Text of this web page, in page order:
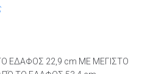
ΕΔΑΦΟΣ 22,9 cm ΜΕ ΜΕΓΙΣΤΟ